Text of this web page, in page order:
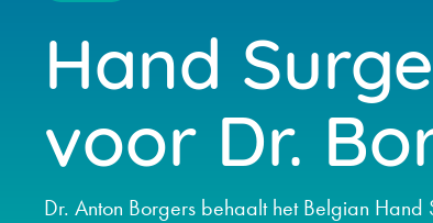
Hand
voor Dr.
Dr. Anton Borgers behaalt het Belgian Hand